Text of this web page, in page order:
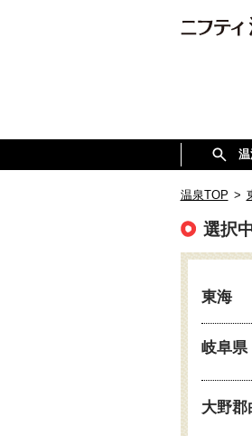
温泉TOP >
選択
東海
岐阜県
大野郡